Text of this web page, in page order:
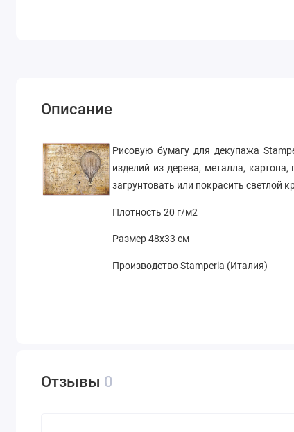
Описание
Рисовую бумагу для декупажа
изделий из дерева, металла,
загрунтовать или покрасить светлой
Плотность 20 г/м2
Размер 48х33 см
Производство Stamperia (Италия)
Отзывы 0